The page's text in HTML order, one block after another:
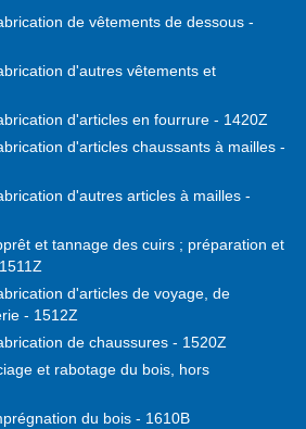
de vêtements de dessous -
d'autres vêtements et
d'articles en fourrure - 1420Z
d'articles chaussants à mailles -
d'autres articles à mailles -
et tannage des cuirs ; préparation et
d'articles de voyage, de
- 1512Z
de chaussures - 1520Z
et rabotage du bois, hors
du bois - 1610B